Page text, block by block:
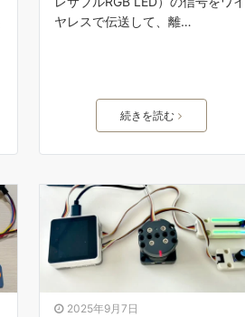
ヤレスで伝送して、離…
続きを読む
2025年9月7日